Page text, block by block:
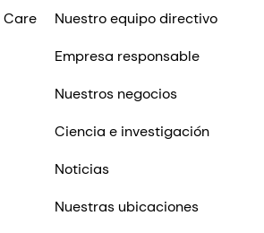
Care
Nuestro equipo directivo
Empresa responsable
Nuestros negocios
Ciencia e investigación
Noticias
Nuestras ubicaciones